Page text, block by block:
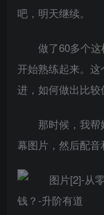
吧，明天继续。
做了60多个
开始熟练起来。
进，如何做出比较
那时候，我
幕图片，然后配音